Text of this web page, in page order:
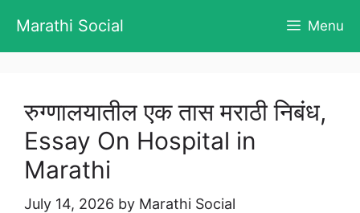
content
Marathi Social Menu
रुग्णालयातील एक तास मराठी निबंध,
Essay On Hospital in
Marathi
July 14, 2026 by Marathi Social